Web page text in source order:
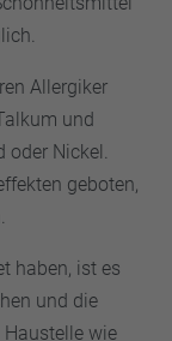
Allergiker
und
oder Nickel.
geboten,
haben, ist es
und die
wie